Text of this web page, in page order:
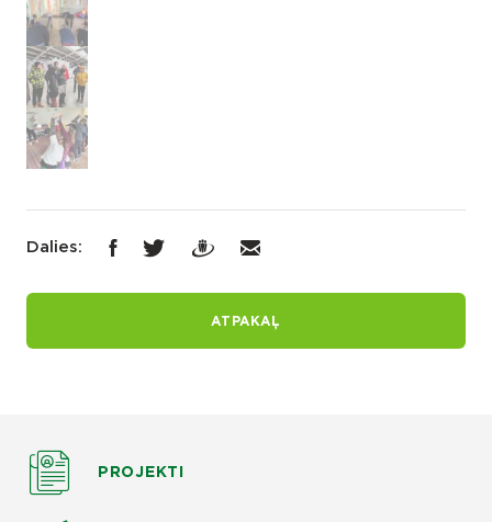
Dalies:
ATPAKAĻ
PROJEKTI